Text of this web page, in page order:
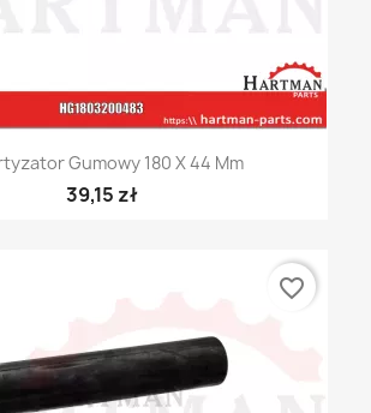
Gumowy 180 X 44 Mm
39,15 zł
favorite_border